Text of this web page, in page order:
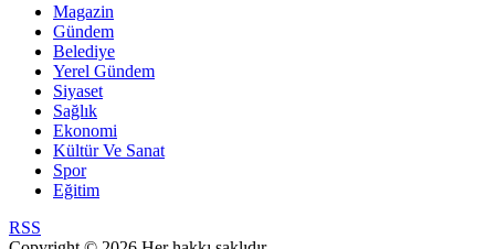
Magazin
Gündem
Belediye
Yerel Gündem
Siyaset
Sağlık
Ekonomi
Kültür Ve Sanat
Spor
Eğitim
RSS